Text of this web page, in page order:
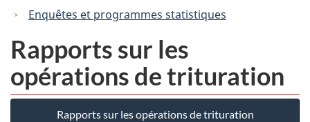
Enquêtes et programmes statistiques
Rapports sur les
opérations de trituration
Rapports sur les opérations de trituration